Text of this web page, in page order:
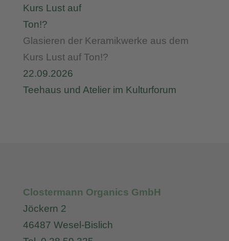
Glasieren der Keramikwerke aus dem
Kurs Lust auf Ton!?
22.09.2026
Teehaus und Atelier im Kulturforum
Clostermann Organics GmbH
Jöckern 2
46487 Wesel-Bislich